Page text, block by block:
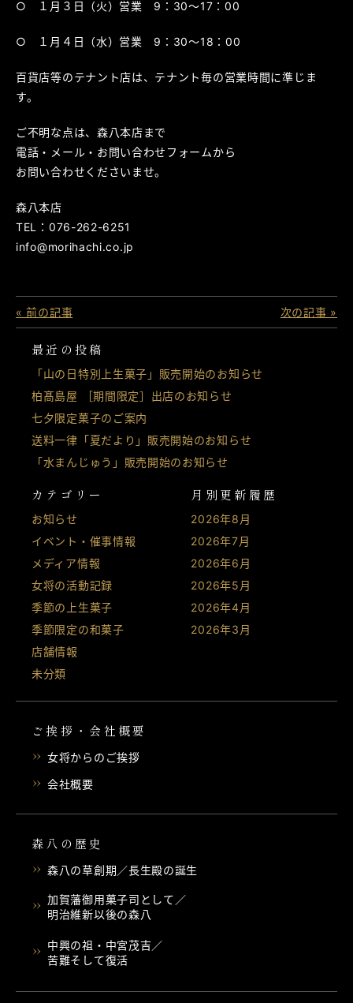
最近の投稿
「山の日特別上生菓子」販売開始のお知らせ
柏髙島屋 ［期間限定］出店のお知らせ
七夕限定菓子のご案内
送料一律「夏だより」販売開始のお知らせ
「水まんじゅう」販売開始のお知らせ
カテゴリー
お知らせ
イベント・催事情報
メディア情報
女将の活動記録
季節の上生菓子
季節限定の和菓子
店舗情報
未分類
月別更新履歴
2026年8月
2026年7月
2026年6月
2026年5月
2026年4月
2026年3月
ご挨拶・会社概要
女将からのご挨拶
会社概要
森八の歴史
森八の草創期／長生殿の誕生
加賀藩御用菓子司として／
明治維新以後の森八
中興の祖・中宮茂吉／
苦難そして復活
○ １月３日（火）営業 9：30～17：00
○ １月４日（水）営業 9：30～18：00
百貨店等のテナント店は、テナント毎の営業時間に準じま
す。
ご不明な点は、森八本店まで
電話・メール・お問い合わせフォームから
お問い合わせくださいませ。
森八本店
TEL：076-262-6251
info@morihachi.co.jp
« 前の記事 次の記事 »